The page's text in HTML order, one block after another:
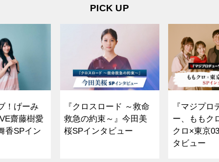
PICK UP
！げーみ
齋藤樹愛
香SPイン
『クロスロード ～救命
救急の約束～』今田美
桜SPインタビュー
『マジプロ
ー、ももク
クロ×東京
タビュー